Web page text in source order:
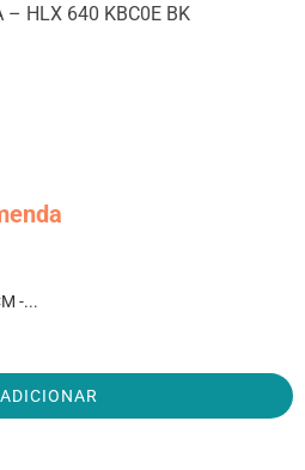
– HLX 640 KBC0E BK
-...
ADICIONAR